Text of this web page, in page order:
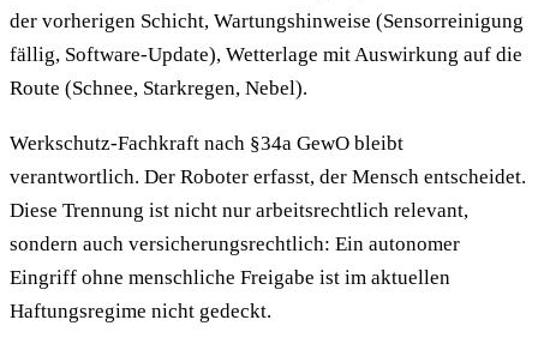
der vorherigen Schicht, Wartungshinweise (Sensorreinigung
fällig, Software-Update), Wetterlage mit Auswirkung auf die
Route (Schnee, Starkregen, Nebel).
Werkschutz-Fachkraft nach §34a GewO bleibt
verantwortlich. Der Roboter erfasst, der Mensch entscheidet.
Diese Trennung ist nicht nur arbeitsrechtlich relevant,
sondern auch versicherungsrechtlich: Ein autonomer
Eingriff ohne menschliche Freigabe ist im aktuellen
Haftungsregime nicht gedeckt.